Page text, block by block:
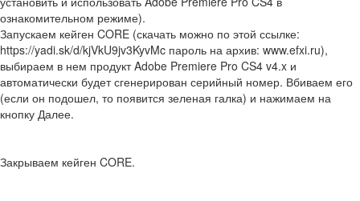
ознакомительном режиме).
Запускаем кейген CORE (скачать можно по этой ссылке:
https://yadi.sk/d/kjVkU9jv3KyvMc пароль на архив: www.efxi.ru),
выбираем в нем продукт Adobe Premiere Pro CS4 v4.x и
автоматически будет сгенерирован серийный номер. Вбиваем его
(если он подошел, то появится зеленая галка) и нажимаем на
кнопку Далее.
Закрываем кейген CORE.